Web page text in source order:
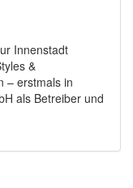
Innenstadt
&
– erstmals in
als Betreiber und